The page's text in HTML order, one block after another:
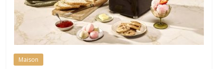
Maison